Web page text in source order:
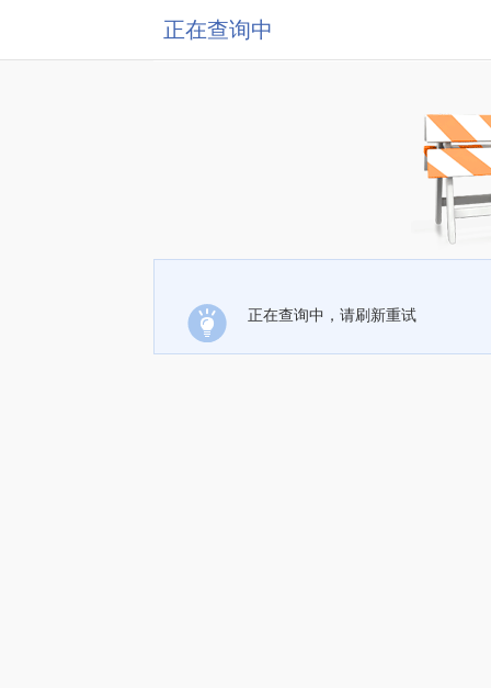
正在查询中
正在查询中，请刷新重试